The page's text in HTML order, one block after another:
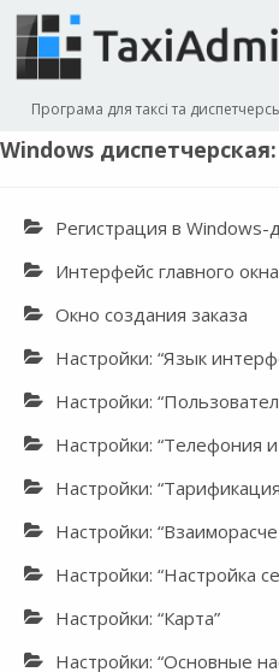
Програма для таксі та
Windows
Регистрация в Windows-
Интерфейс главного окна
Окно создания заказа
Настройки: “Язык
Настройки:
Настройки: “Телефония и
Настройки:
Настройки:
Настройки: “Настройка
Настройки: “Карта”
Настройки: “Основные